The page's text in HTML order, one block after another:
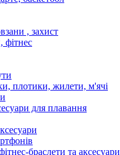
, захист
фітнес
плотики, жилети, м'ячі
для плавання
браслети та аксесуари